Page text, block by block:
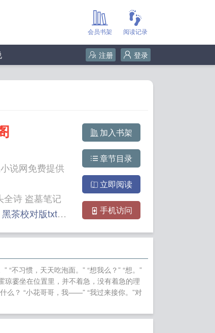
阅读记录
会员书架
登录
注册
说网免费提供
黑茶校对版txt笔
删减版
减版 妄念by息
（1v1 现代）
减版 陶知南
txt笔趣阁
加入书架
章节目录
立即阅读
手机访问
不习惯，天天吃泡面。” “想我么？” “想。”
琼霎坐在位置里，并不着急，没有着急的理
么？ “小花哥哥，我——” “我过来接你。”对